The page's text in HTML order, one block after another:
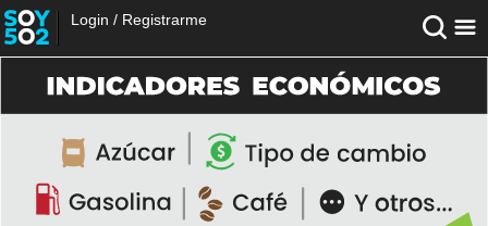
Login / Registrarme